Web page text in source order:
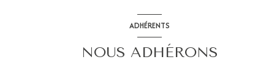
ADHÉRENTS
NOUS ADHÉRONS